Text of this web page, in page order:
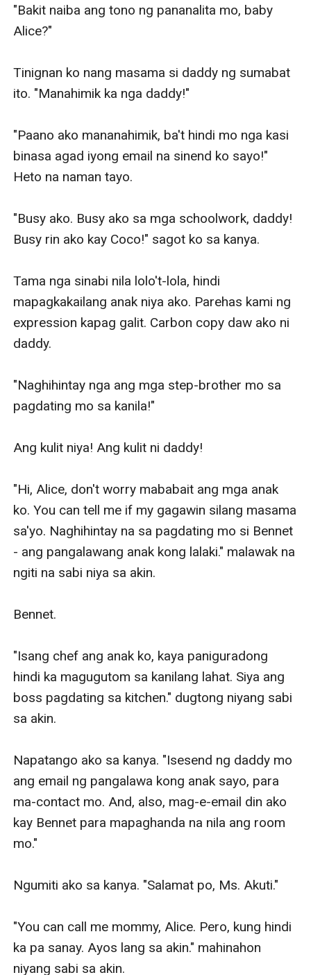
"Bakit naiba ang tono ng pananalita mo, baby
Alice?"
Tinignan ko nang masama si daddy ng sumabat
ito. "Manahimik ka nga daddy!"
"Paano ako mananahimik, ba't hindi mo nga kasi
binasa agad iyong email na sinend ko sayo!"
Heto na naman tayo.
"Busy ako. Busy ako sa mga schoolwork, daddy!
Busy rin ako kay Coco!" sagot ko sa kanya.
Tama nga sinabi nila lolo't-lola, hindi
mapagkakailang anak niya ako. Parehas kami ng
expression kapag galit. Carbon copy daw ako ni
daddy.
"Naghihintay nga ang mga step-brother mo sa
pagdating mo sa kanila!"
Ang kulit niya! Ang kulit ni daddy!
"Hi, Alice, don't worry mababait ang mga anak
ko. You can tell me if my gagawin silang masama
sa'yo. Naghihintay na sa pagdating mo si Bennet
- ang pangalawang anak kong lalaki." malawak na
ngiti na sabi niya sa akin.
Bennet.
"Isang chef ang anak ko, kaya paniguradong
hindi ka magugutom sa kanilang lahat. Siya ang
boss pagdating sa kitchen." dugtong niyang sabi
sa akin.
Napatango ako sa kanya. "Isesend ng daddy mo
ang email ng pangalawa kong anak sayo, para
ma-contact mo. And, also, mag-e-email din ako
kay Bennet para mapaghanda na nila ang room
mo."
Ngumiti ako sa kanya. "Salamat po, Ms. Akuti."
"You can call me mommy, Alice. Pero, kung hindi
ka pa sanay. Ayos lang sa akin." mahinahon
niyang sabi sa akin.